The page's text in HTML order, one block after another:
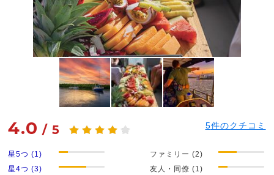
4.0 /5 5件のクチコミ
星5つ (1)
星4つ (3)
ファミリー (2)
友人・同僚 (1)